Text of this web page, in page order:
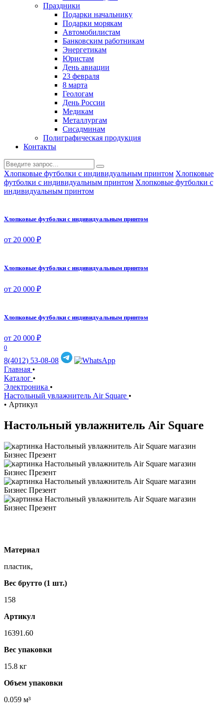
Праздники
Подарки начальнику
Подарки морякам
Автомобилистам
Банковским работникам
Энергетикам
Юристам
День авиации
23 февраля
8 марта
Геологам
День России
Медикам
Металлургам
Сисадминам
Полиграфическая продукция
Контакты
Хлопковые футболки с индивидуальным принтом Хлопковые
футболки с индивидуальным принтом Хлопковые футболки с
индивидуальным принтом
Хлопковые футболки с индивидуальным принтом
от 20 000 ₽
Хлопковые футболки с индивидуальным принтом
от 20 000 ₽
Хлопковые футболки с индивидуальным принтом
от 20 000 ₽
0
8(4012) 53-08-08
Главная •
Каталог •
Электроника •
Настольный увлажнитель Air Square •
• Артикул
Настольный увлажнитель Air Square
Материал
пластик,
Вес брутто (1 шт.)
158
Артикул
16391.60
Вес упаковки
15.8 кг
Объем упаковки
0.059 м³